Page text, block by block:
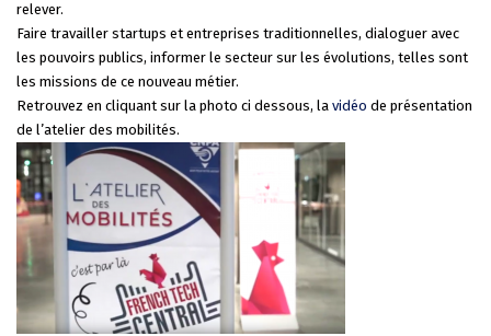
relever.
Faire travailler startups et entreprises traditionnelles, dialoguer avec
les pouvoirs publics, informer le secteur sur les évolutions, telles sont
les missions de ce nouveau métier.
Retrouvez en cliquant sur la photo ci dessous, la vidéo de présentation
de l’atelier des mobilités.